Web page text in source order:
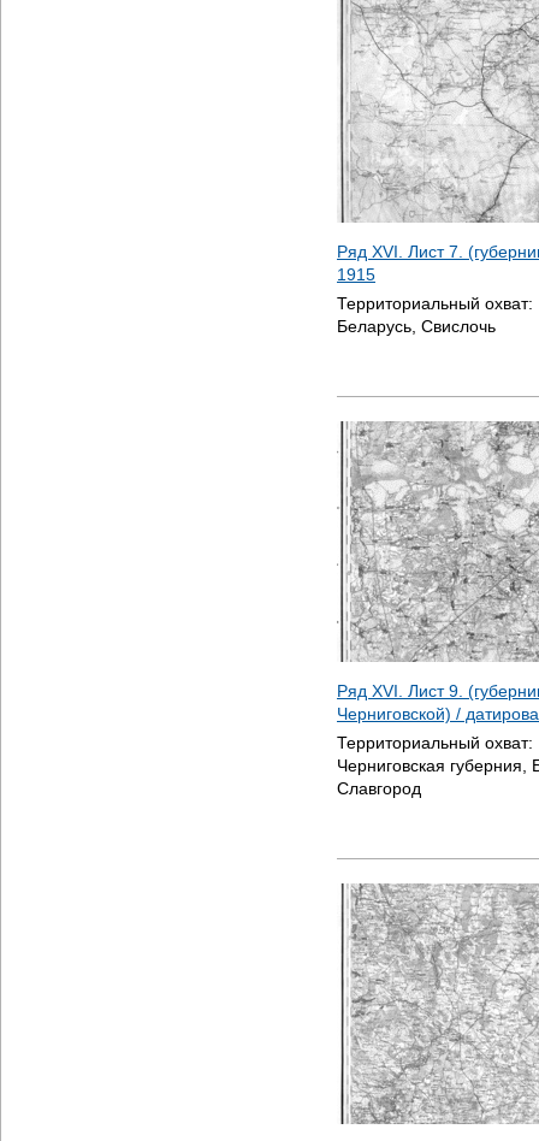
Ряд XVI. Лист 7.
1915
Территориальный охват:
Беларусь, Свислочь
Ряд XVI. Лист 9.
Черниговской) /
Территориальный охват:
Черниговская губерния,
Славгород